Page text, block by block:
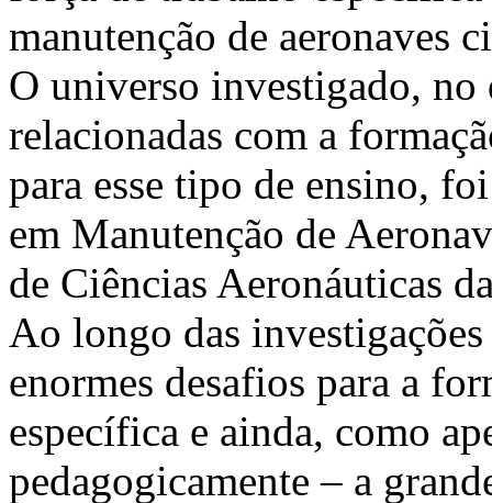
manutenção de aeronaves
O universo investigado, no
relacionadas com a
para esse tipo de ensino,
em Manutenção de
de Ciências Aeronáuticas
Ao longo das
enormes desafios para a
específica e ainda, como
pedagogicamente – a